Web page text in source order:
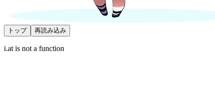
トップ 再読み込み
i.at is not a function